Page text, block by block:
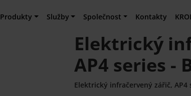
Produkty Služby Společnost Kontakty
Elektrický
AP4 series -
Elektrický infračervený zářič, AP4